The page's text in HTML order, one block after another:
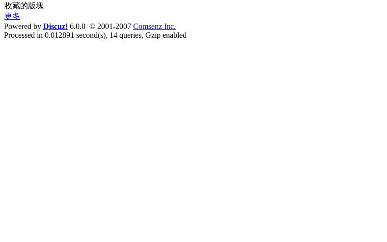
收藏的版塊
更多
Powered by Discuz! 6.0.0 © 2001-2007 Comsenz Inc.
Processed in 0.012891 second(s), 14 queries, Gzip enabled